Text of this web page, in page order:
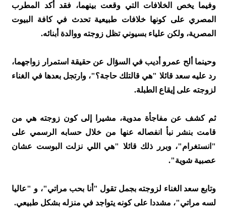
وفيما يخص الخلافات التي وقعت بينهما، فقد أكد المطرب
المصري على كونها خلافات طبيعية تحدث في كافة البيوت
المصرية، ولكن علياء بسيوني تظل زوجته ووالدة أبنائه.
وحينما ألح عمرو أديب في السؤال عن حقيقة استمرار زواجهما،
رد عليه سعد قائلا "هي قالتلك حاجة؟"، وارتجل بعدها في الغناء
لزوجته على إيقاع الطبلة.
ثم كشف عن مفاجأة مدوية، مشيرا إلى كون زوجته هي من
قامت بنشر نبأ انفصاله عنها من خلال حسابه الرسمي على
"انستغرام"، وبرر ذلك قائلا "هي اللي نزلت البوست عشان
عصبية شوية".
وتابع سعد الغناء لزوجته بجمل تقول "أنا بحب مراتي"، و "عاليا
لسه مراتي"، مشددا على كونه يتواجد في منزله بشكل طبيعي.